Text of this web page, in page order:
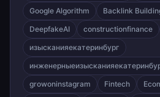
Google Algorithm
Backlink
DeepfakeAI
constructionfinance
изысканияекатеринбург
growoninstagram
Fintech